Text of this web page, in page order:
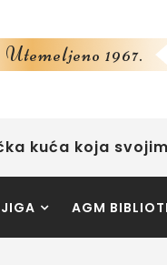
Utemeljeno 1967.
kuća koja
AGM